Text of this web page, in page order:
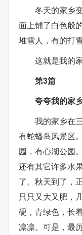
冬天的家乡
面上铺了白色般
堆雪人，有的打
这就是我的
第3篇
夸夸我的家
我的家乡在
有蛇蟠岛风景区
园，有心湖公园
还有其它许多水
了。秋天到了，
只只又大又肥，
硬，青绿色，长
凛凛。可是，最